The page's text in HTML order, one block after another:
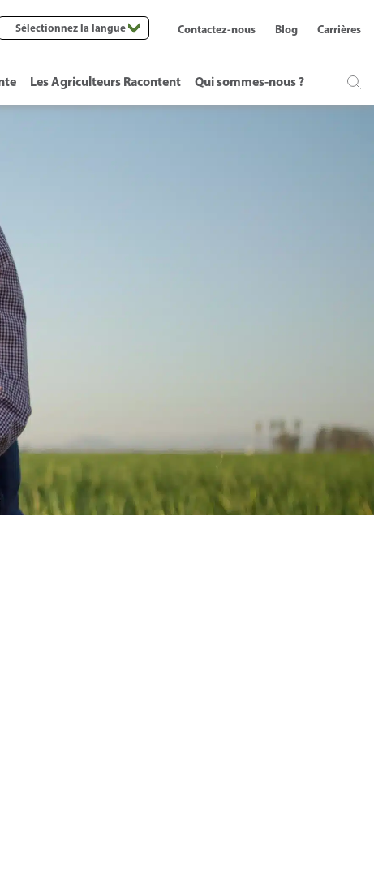
Les Agriculteurs Racontent Qui sommes-nous ?
Contactez-nous Blog Carrières
Sélectionnez la langue